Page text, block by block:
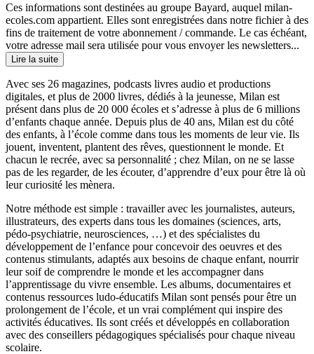
Ces informations sont destinées au groupe Bayard, auquel milan-
ecoles.com appartient. Elles sont enregistrées dans notre fichier à des
fins de traitement de votre abonnement / commande. Le cas échéant,
votre adresse mail sera utilisée pour vous envoyer les newsletters...
Lire la suite
Avec ses 26 magazines, podcasts livres audio et productions
digitales, et plus de 2000 livres, dédiés à la jeunesse, Milan est
présent dans plus de 20 000 écoles et s’adresse à plus de 6 millions
d’enfants chaque année. Depuis plus de 40 ans, Milan est du côté
des enfants, à l’école comme dans tous les moments de leur vie. Ils
jouent, inventent, plantent des rêves, questionnent le monde. Et
chacun le recrée, avec sa personnalité ; chez Milan, on ne se lasse
pas de les regarder, de les écouter, d’apprendre d’eux pour être là où
leur curiosité les mènera.
Notre méthode est simple : travailler avec les journalistes, auteurs,
illustrateurs, des experts dans tous les domaines (sciences, arts,
pédo-psychiatrie, neurosciences, …) et des spécialistes du
développement de l’enfance pour concevoir des oeuvres et des
contenus stimulants, adaptés aux besoins de chaque enfant, nourrir
leur soif de comprendre le monde et les accompagner dans
l’apprentissage du vivre ensemble. Les albums, documentaires et
contenus ressources ludo-éducatifs Milan sont pensés pour être un
prolongement de l’école, et un vrai complément qui inspire des
activités éducatives. Ils sont créés et développés en collaboration
avec des conseillers pédagogiques spécialisés pour chaque niveau
scolaire.